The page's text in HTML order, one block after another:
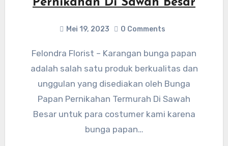
Pernikahan Di Sawah Besar
Mei 19, 2023 0 Comments
Felondra Florist – Karangan bunga papan
adalah salah satu produk berkualitas dan
unggulan yang disediakan oleh Bunga
Papan Pernikahan Termurah Di Sawah
Besar untuk para costumer kami karena
bunga papan…